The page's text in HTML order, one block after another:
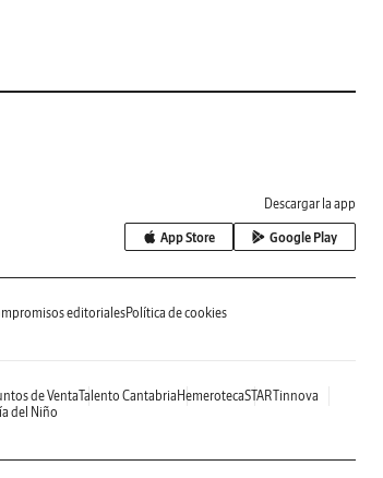
Descargar la app
App Store Google Play
editorialesPolítica de cookies
de VentaTalento Cantabria HemerotecaSTARTinnova
del Niño